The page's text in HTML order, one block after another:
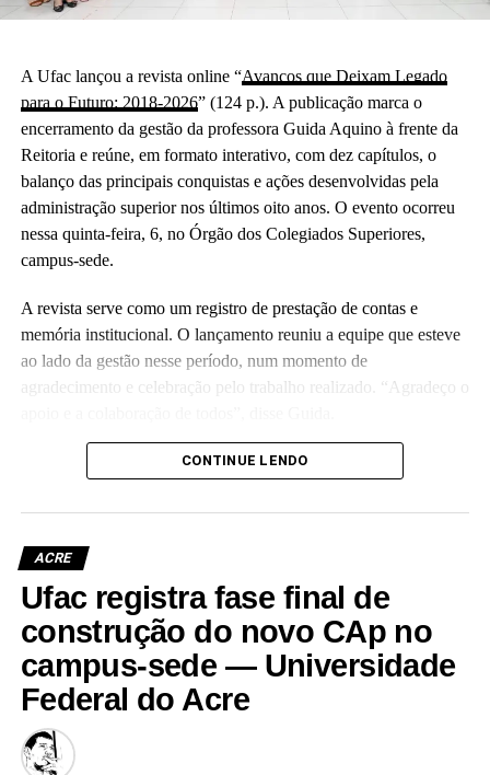
A Ufac lançou a revista online “Avanços que Deixam Legado
para o Futuro: 2018-2026” (124 p.). A publicação marca o
encerramento da gestão da professora Guida Aquino à frente da
Reitoria e reúne, em formato interativo, com dez capítulos, o
balanço das principais conquistas e ações desenvolvidas pela
administração superior nos últimos oito anos. O evento ocorreu
nessa quinta-feira, 6, no Órgão dos Colegiados Superiores,
campus-sede.
A revista serve como um registro de prestação de contas e
memória institucional. O lançamento reuniu a equipe que esteve
ao lado da gestão nesse período, num momento de
agradecimento e celebração pelo trabalho realizado. “Agradeço o
(Camila Barbosa, estagiária Ascom/Ufac)
Leia Mais: UFAC
CONTINUE LENDO
ACRE
Ufac registra fase final de
construção do novo CAp no
campus-sede — Universidade
Federal do Acre